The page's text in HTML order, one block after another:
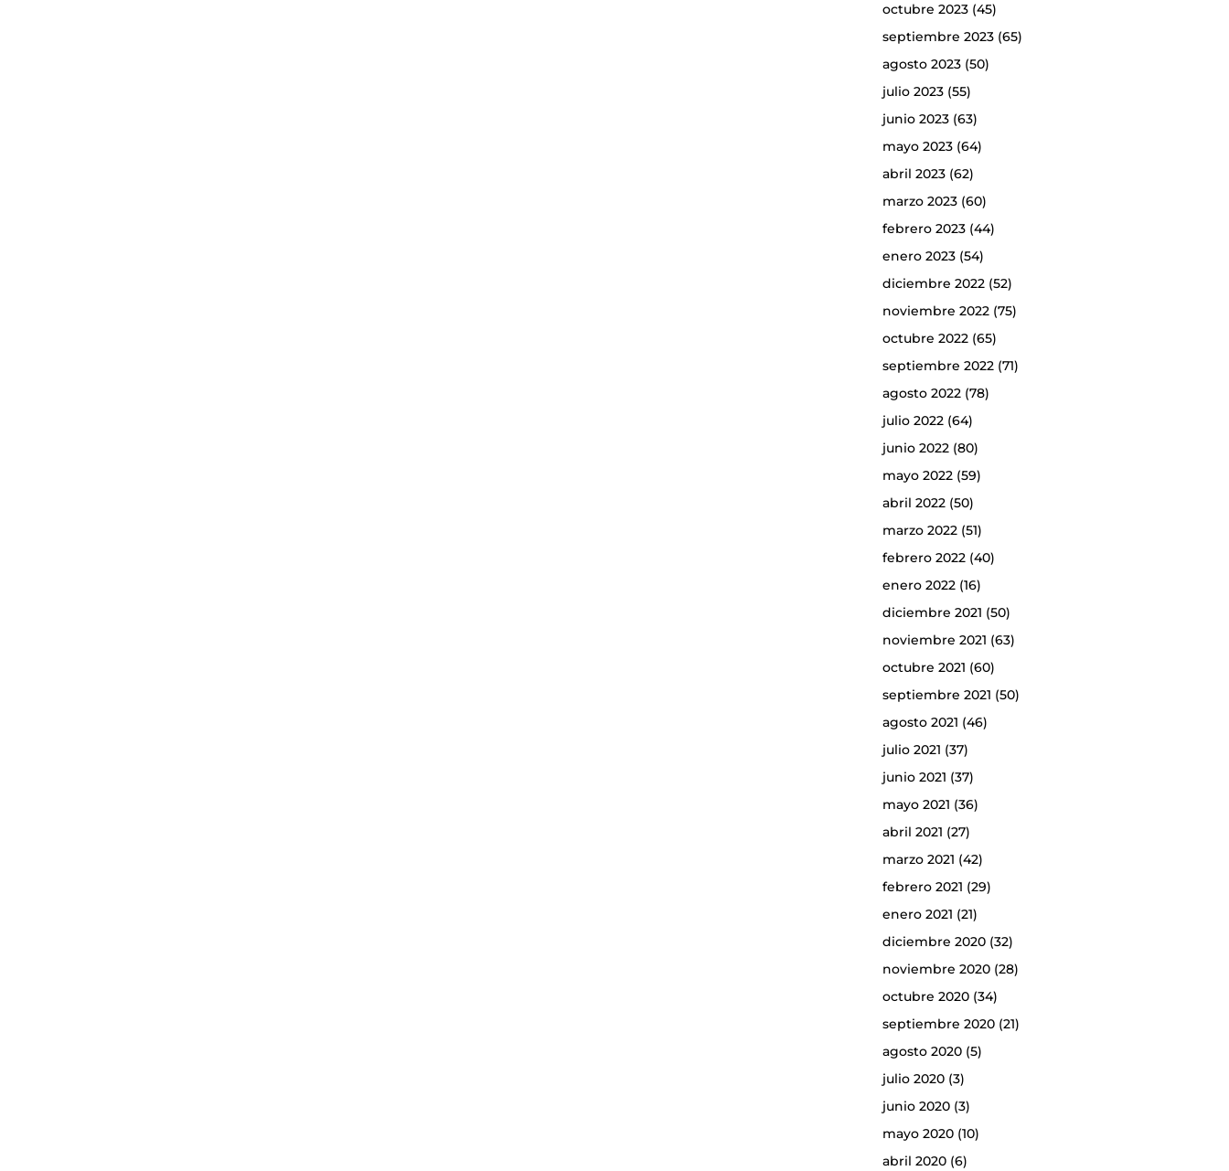
octubre 2023(45)
septiembre 2023(65)
agosto 2023(50)
julio 2023(55)
junio 2023(63)
mayo 2023(64)
abril 2023(62)
marzo 2023(60)
febrero 2023(44)
enero 2023(54)
diciembre 2022(52)
noviembre 2022(75)
octubre 2022(65)
septiembre 2022(71)
agosto 2022(78)
julio 2022(64)
junio 2022(80)
mayo 2022(59)
abril 2022(50)
marzo 2022(51)
febrero 2022(40)
enero 2022(16)
diciembre 2021 (50)
noviembre 2021 (63)
octubre 2021 (60)
septiembre 2021 (50)
agosto 2021 (46)
julio 2021 (37)
junio 2021 (37)
mayo 2021 (36)
abril 2021 (27)
marzo 2021 (42)
febrero 2021 (29)
enero 2021 (21)
diciembre 2020(32)
noviembre 2020(28)
octubre 2020(34)
septiembre 2020(21)
agosto 2020(5)
julio 2020(3)
junio 2020(3)
mayo 2020(10)
abril 2020(6)